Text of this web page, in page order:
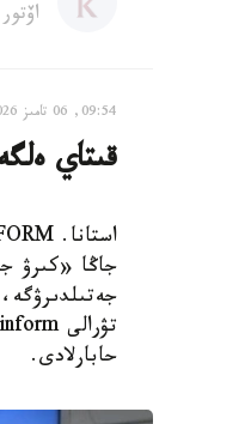
اۆتور
09:54, 06 تامىز 2026
قىتاي
جاڭا «كىرۋ
جەتىلدىرۋگە،
حابارلادى.